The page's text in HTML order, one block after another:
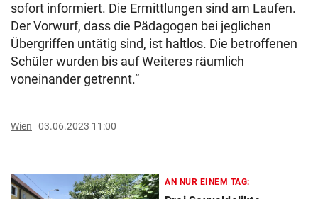
sofort informiert. Die Ermittlungen sind am Laufen.
Der Vorwurf, dass die Pädagogen bei jeglichen
Übergriffen untätig sind, ist haltlos. Die betroffenen
Schüler wurden bis auf Weiteres räumlich
voneinander getrennt.“
Wien 03.06.2023 11:00
AN NUR EINEM TAG: